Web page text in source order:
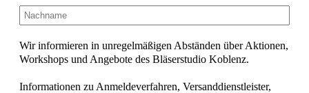
Wir informieren in unregelmäßigen Abständen über Aktionen,
Workshops und Angebote des Bläserstudio Koblenz.
Informationen zu Anmeldeverfahren, Versanddienstleister,